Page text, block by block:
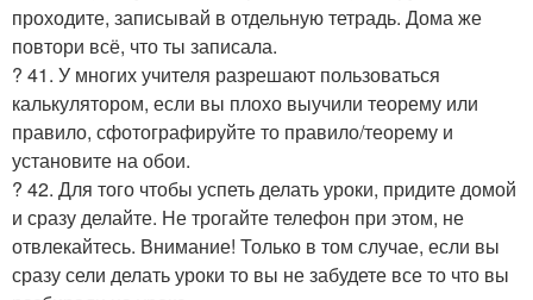
проходите, записывай в отдельную тетрадь. Дома же
повтори всё, что ты записала.
? 41. У многих учителя разрешают пользоваться
калькулятором, если вы плохо выучили теорему или
правило, сфотографируйте то правило/теорему и
установите на обои.
? 42. Для того чтобы успеть делать уроки, придите домой
и сразу делайте. Не трогайте телефон при этом, не
отвлекайтесь. Внимание! Только в том случае, если вы
сразу сели делать уроки то вы не забудете все то что вы